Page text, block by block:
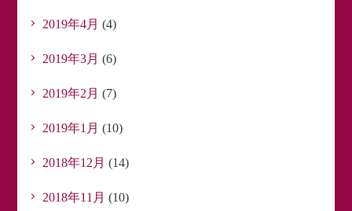
2019年4月 (4)
2019年3月 (6)
2019年2月 (7)
2019年1月 (10)
2018年12月 (14)
2018年11月 (10)